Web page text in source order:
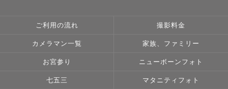
てみませんか？
📸 パートナーや友達と...
一緒にいて写真に残す回数少なくなってきていませんか？
ご利用の流れ 撮影料金
カメラマン一覧 家族、ファミリー
お宮参り ニューボーンフォト
七五三 マタニティフォト